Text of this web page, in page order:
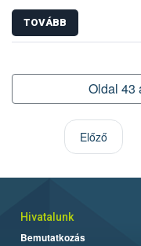
TOVÁBB
Oldal 43
Előző
Hivatalunk
Bemutatkozás